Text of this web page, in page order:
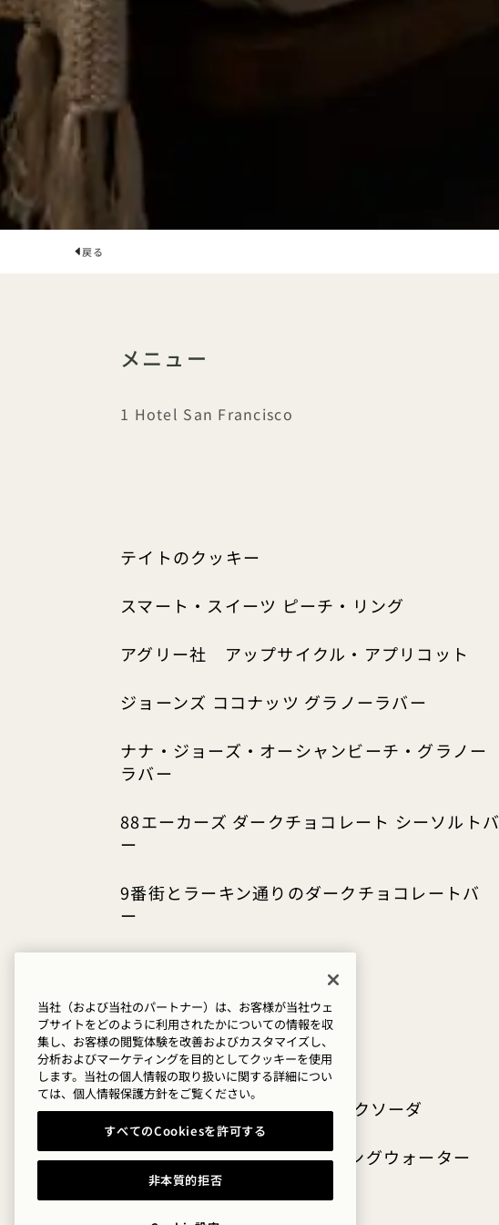
戻る
メニュー
1 Hotel San Francisco
テイトのクッキー
スマート・スイーツ ピーチ・リング
アグリー社 アップサイクル・アプリコット
ジョーンズ ココナッツ グラノーラバー
ナナ・ジョーズ・オーシャンビーチ・グラノー
ラバー
88エーカーズ ダークチョコレート シーソルトバ
ー
9番街とラーキン通りのダークチョコレートバ
ー
フィーバーツリー オーガニックソーダ
サンペレグリノ・スパークリングウォーター
Path Water
当社（および当社のパートナー）は、お客様が当社ウェ
ブサイトをどのように利用されたかについての情報を収
集し、お客様の閲覧体験を改善およびカスタマイズし、
分析およびマーケティングを目的としてクッキーを使用
します。当社の個人情報の取り扱いに関する詳細につい
ては、 個人情報保護方針をご覧ください。
すべてのCookiesを許可する
非本質的拒否